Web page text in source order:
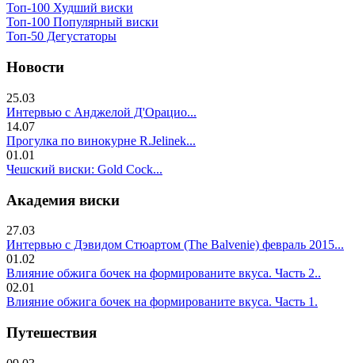
Топ-100 Худший виски
Топ-100 Популярный виски
Топ-50 Дегустаторы
Новости
25.03
Интервью с Анджелой Д'Орацио...
14.07
Прогулка по винокурне R.Jelinek...
01.01
Чешский виски: Gold Cock...
Академия виски
27.03
Интервью с Дэвидом Стюартом (The Balvenie) февраль 2015...
01.02
Влияние обжига бочек на формированите вкуса. Часть 2..
02.01
Влияние обжига бочек на формированите вкуса. Часть 1.
Путешествия